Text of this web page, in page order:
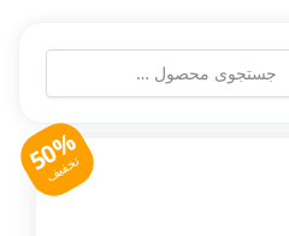
50%
تخفیف